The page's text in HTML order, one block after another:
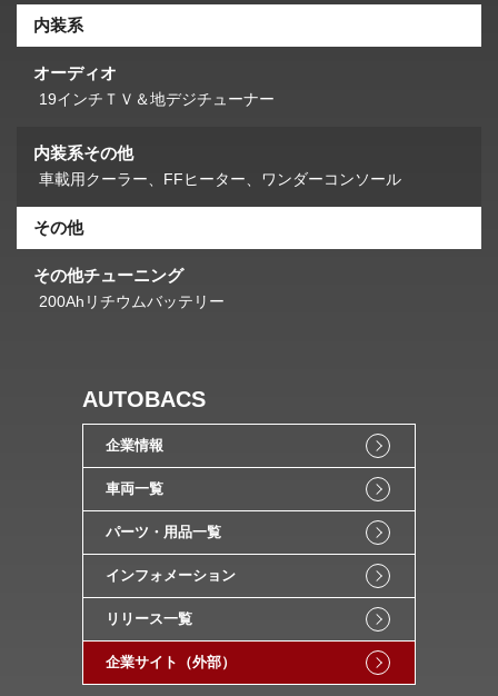
内装系
オーディオ
19インチＴＶ＆地デジチューナー
内装系その他
車載用クーラー、FFヒーター、ワンダーコンソール
その他
その他チューニング
200Ahリチウムバッテリー
AUTOBACS
企業情報
車両一覧
パーツ・用品一覧
インフォメーション
リリース一覧
企業サイト（外部）